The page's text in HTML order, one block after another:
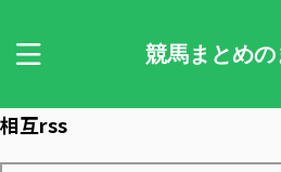
競馬まとめ
相互rss